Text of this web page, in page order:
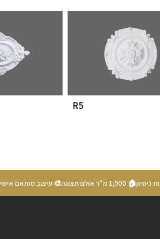
R5
🏠 1,000 מ"ר אולם תצוגה 🎨 עיצוב מותאם